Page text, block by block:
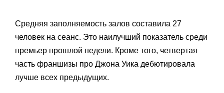
Средняя заполняемость залов составила 27
человек на сеанс. Это наилучший показатель среди
премьер прошлой недели. Кроме того, четвертая
часть франшизы про Джона Уика дебютировала
лучше всех предыдущих.